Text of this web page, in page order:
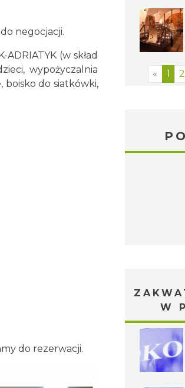
negocjacji.
(w skład
wypożyczalnia
boisko do siatkówki,
do rezerwacji.
« 1 2
W